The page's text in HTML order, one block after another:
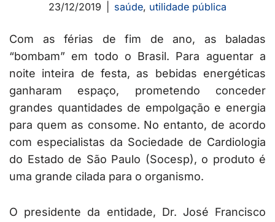
23/12/2019 saúde, utilidade pública
Com as férias de fim de ano, as baladas
“bombam” em todo o Brasil. Para aguentar a
noite inteira de festa, as bebidas energéticas
ganharam espaço, prometendo conceder
grandes quantidades de empolgação e energia
para quem as consome. No entanto, de acordo
com especialistas da Sociedade de Cardiologia
do Estado de São Paulo (Socesp), o produto é
uma grande cilada para o organismo.
O presidente da entidade, Dr. José Francisco